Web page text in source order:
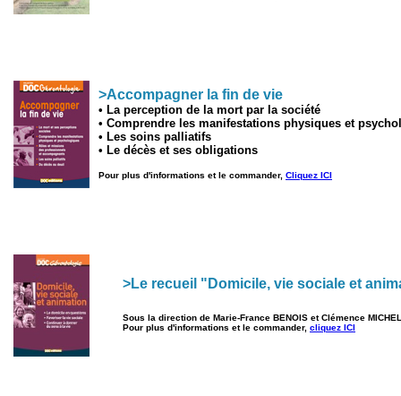
>Accompagner la fin de vie
• La perception de la mort par la société
• Comprendre les manifestations physiques et
• Les soins palliatifs
• Le décès et ses obligations
Pour plus d'informations et le commander, Cliquez ICI
>Le recueil "Domicile, vie sociale et
Sous la direction de Marie-France BENOIS et Clémence MICHEL
Pour plus d'informations et le commander, cliquez ICI